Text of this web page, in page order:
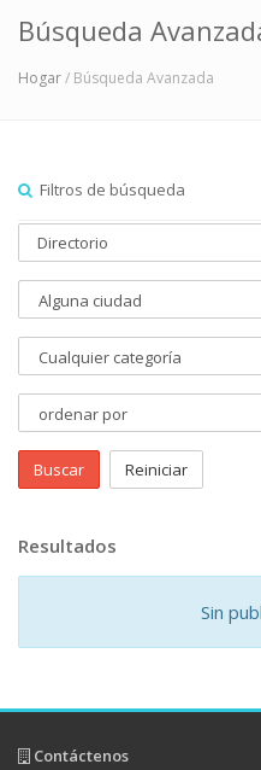
Búsqueda
Hogar/ Búsqueda Avanzada
Filtros de búsqueda
Buscar Reiniciar
Resultados
Sin
Contáctenos